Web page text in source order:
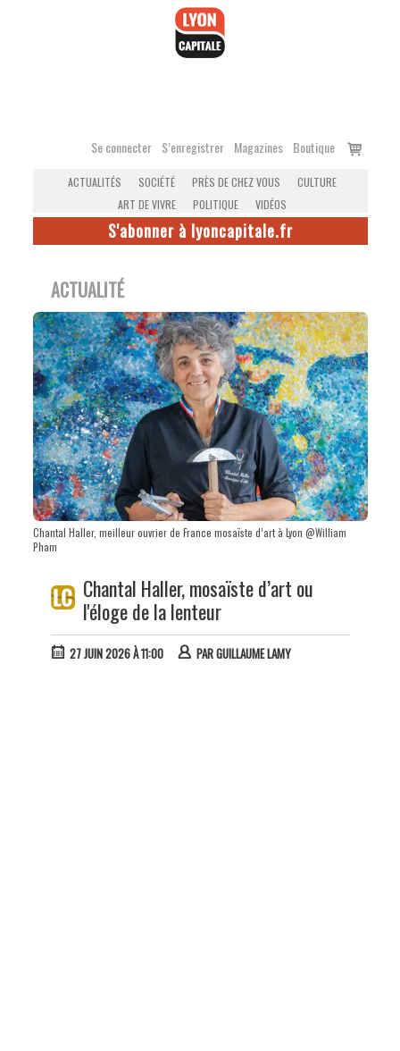
Se connecter S’enregistrer Magazines Boutique
Voir
ACTUALITÉS SOCIÉTÉ PRÈS DE CHEZ VOUS
CULTURE
ART DE VIVRE
POLITIQUE VIDÉOS
S'abonner à lyoncapitale.fr
ACTUALITÉ
Chantal Haller, meilleur ouvrier de France mosaïste d’art à Lyon @William
Pham
Chantal Haller, mosaïste d’art ou
l'éloge de la lenteur
27 JUIN 2026 À 11:00 PARGUILLAUME LAMY